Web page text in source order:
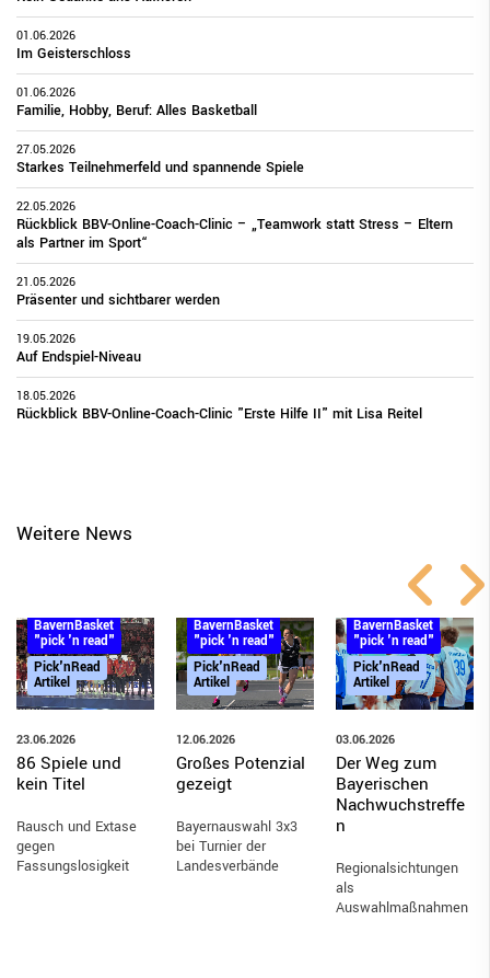
01.06.2026
Im Geisterschloss
01.06.2026
Familie, Hobby, Beruf: Alles Basketball
27.05.2026
Starkes Teilnehmerfeld und spannende Spiele
22.05.2026
Rückblick BBV-Online-Coach-Clinic – „Teamwork statt Stress – Eltern
als Partner im Sport“
21.05.2026
Präsenter und sichtbarer werden
19.05.2026
Auf Endspiel-Niveau
18.05.2026
Rückblick BBV-Online-Coach-Clinic "Erste Hilfe II" mit Lisa Reitel
Weitere News
BayernBasket
"pick 'n read"
Pick'nRead
Artikel
23.06.2026
86 Spiele und
kein Titel
Rausch und Extase
gegen
Fassungslosigkeit
BayernBasket
"pick 'n read"
Pick'nRead
Artikel
12.06.2026
Großes Potenzial
gezeigt
Bayernauswahl 3x3
bei Turnier der
Landesverbände
BayernBasket
"pick 'n read"
Pick'nRead
Artikel
03.06.2026
Der Weg zum
Bayerischen
Nachwuchstreffe
n
Regionalsichtungen
als
Auswahlmaßnahmen